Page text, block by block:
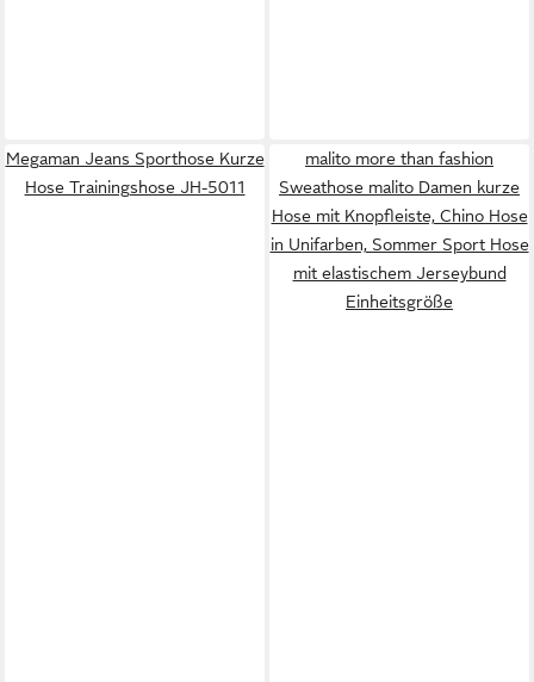
Megaman Jeans Sporthose Kurze
Hose Trainingshose JH-5011
malito more than fashion
Sweathose malito Damen kurze
Hose mit Knopfleiste, Chino Hose
in Unifarben, Sommer Sport Hose
mit elastischem Jerseybund
Einheitsgröße